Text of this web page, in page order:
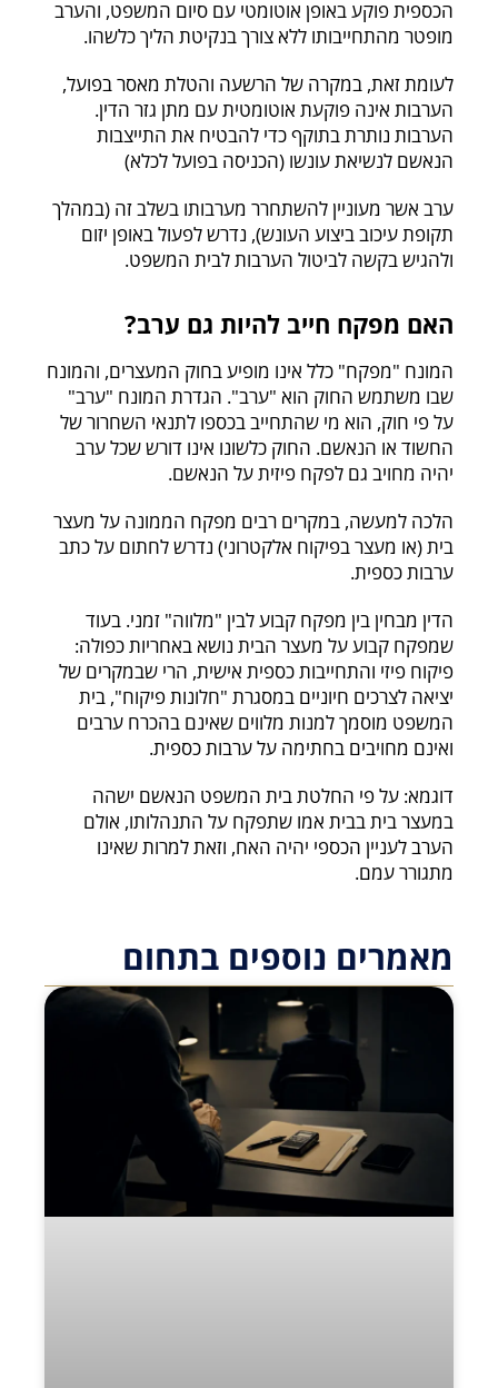
הכספית פוקע באופן אוטומטי עם סיום המשפט, והערב
מופטר מהתחייבותו ללא צורך בנקיטת הליך כלשהו.
לעומת זאת, במקרה של הרשעה והטלת מאסר בפועל,
הערבות אינה פוקעת אוטומטית עם מתן גזר הדין.
הערבות נותרת בתוקף כדי להבטיח את התייצבות
הנאשם לנשיאת עונשו (הכניסה בפועל לכלא)
ערב אשר מעוניין להשתחרר מערבותו בשלב זה (במהלך
תקופת עיכוב ביצוע העונש), נדרש לפעול באופן יזום
ולהגיש בקשה לביטול הערבות לבית המשפט.
האם מפקח חייב להיות גם ערב?
המונח "מפקח" כלל אינו מופיע בחוק המעצרים, והמונח
שבו משתמש החוק הוא "ערב". הגדרת המונח "ערב"
על פי חוק, הוא מי שהתחייב בכספו לתנאי השחרור של
החשוד או הנאשם. החוק כלשונו אינו דורש שכל ערב
יהיה מחויב גם לפקח פיזית על הנאשם.
הלכה למעשה, במקרים רבים מפקח הממונה על מעצר
בית (או מעצר בפיקוח אלקטרוני) נדרש לחתום על כתב
ערבות כספית.
הדין מבחין בין מפקח קבוע לבין "מלווה" זמני. בעוד
שמפקח קבוע על מעצר הבית נושא באחריות כפולה:
פיקוח פיזי והתחייבות כספית אישית, הרי שבמקרים של
יציאה לצרכים חיוניים במסגרת "חלונות פיקוח", בית
המשפט מוסמך למנות מלווים שאינם בהכרח ערבים
ואינם מחויבים בחתימה על ערבות כספית.
דוגמא: על פי החלטת בית המשפט הנאשם ישהה
במעצר בית בבית אמו שתפקח על התנהלותו, אולם
הערב לעניין הכספי יהיה האח, וזאת למרות שאינו
מתגורר עמם.
מאמרים נוספים בתחום